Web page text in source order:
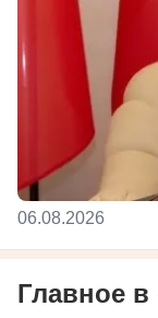
06.08.2026
Главное в